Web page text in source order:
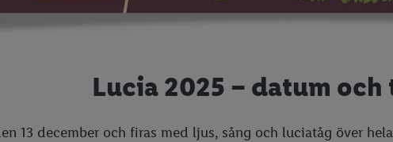
Lucia 2025 – datum
13 december och firas med ljus, sång och luciatåg över